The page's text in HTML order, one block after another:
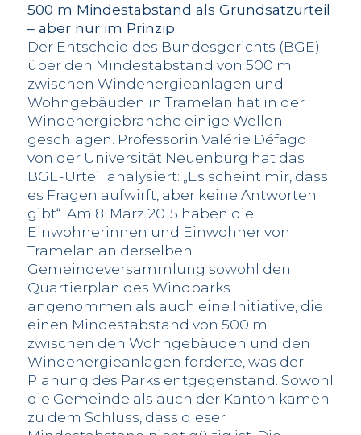
500 m Mindestabstand als Grundsatzurteil
– aber nur im Prinzip
Der Entscheid des Bundesgerichts (BGE)
über den Mindestabstand von 500 m
zwischen Windenergieanlagen und
Wohngebäuden in Tramelan hat in der
Windenergiebranche einige Wellen
geschlagen. Professorin Valérie Défago
von der Universität Neuenburg hat das
BGE-Urteil analysiert: „Es scheint mir, dass
es Fragen aufwirft, aber keine Antworten
gibt“. Am 8. März 2015 haben die
Einwohnerinnen und Einwohner von
Tramelan an derselben
Gemeindeversammlung sowohl den
Quartierplan des Windparks
angenommen als auch eine Initiative, die
einen Mindestabstand von 500 m
zwischen den Wohngebäuden und den
Windenergieanlagen forderte, was der
Planung des Parks entgegenstand. Sowohl
die Gemeinde als auch der Kanton kamen
zu dem Schluss, dass dieser